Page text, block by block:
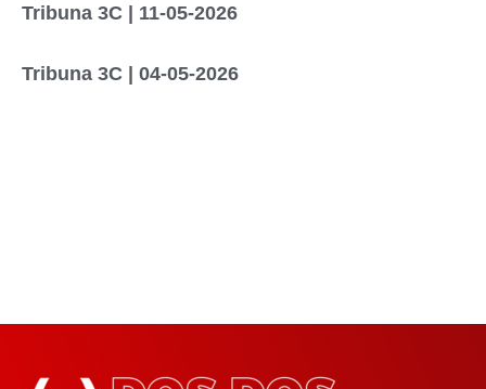
Tribuna 3C | 11-05-2026
Tribuna 3C | 04-05-2026